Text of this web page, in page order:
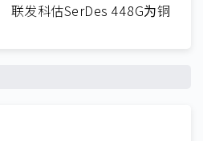
发科估SerDes 448G为铜